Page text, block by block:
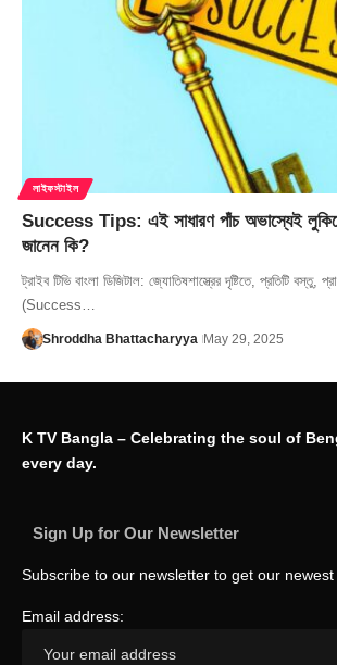
লাইফস্টাইল
Success Tips: এই সাধারণ পাঁচ অভাস্যেই লুকিয়ে
জানেন কি?
ট্রাইব টিভি বাংলা ডিজিটাল: জ্যোতিষশাস্ত্রের দৃষ্টিতে, প্রতিটি বস্তু,
(Success…
Shroddha Bhattacharyya May 29, 2025
K TV Bangla – Celebrating the soul of
every day.
Sign Up for Our Newsletter
Subscribe to our newsletter to get our
Email address: